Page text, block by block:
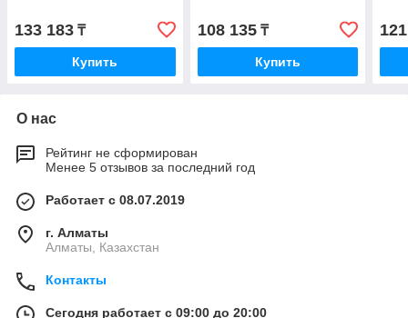
133 183 ₸
Купить
108 135₸
Купить
О нас
Рейтинг не сформирован
Менее 5 отзывов за последний год
Работает с 08.07.2019
г. Алматы
Алматы, Казахстан
Контакты
Сегодня работает с 09:00 до 20:00